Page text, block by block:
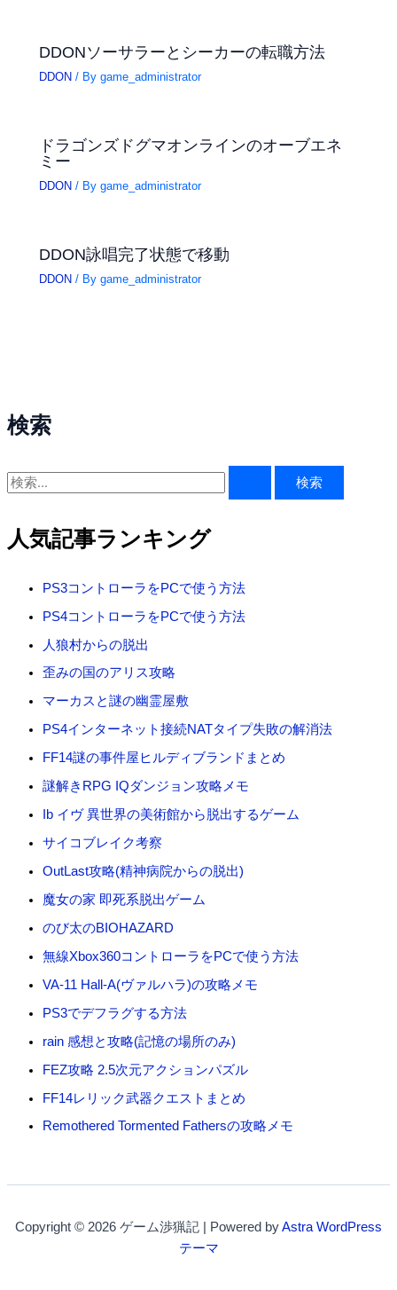
検索
検
対
象
人気記事ランキング
PS3コントローラをPCで使う方法
PS4コントローラをPCで使う方法
人狼村からの脱出
歪みの国のアリス攻略
マーカスと謎の幽霊屋敷
PS4インターネット接続NATタイプ失敗の解消法
FF14謎の事件屋ヒルディブランドまとめ
謎解きRPG IQダンジョン攻略メモ
Ib イヴ 異世界の美術館から脱出するゲーム
サイコブレイク考察
OutLast攻略(精神病院からの脱出)
魔女の家 即死系脱出ゲーム
のび太のBIOHAZARD
無線Xbox360コントローラをPCで使う方法
VA-11 Hall-A(ヴァルハラ)の攻略メモ
PS3でデフラグする方法
rain 感想と攻略(記憶の場所のみ)
FEZ攻略 2.5次元アクションパズル
FF14レリック武器クエストまとめ
Remothered Tormented Fathersの攻略メモ
DDONソーサラーとシーカーの転職方法
DDON / Bygame_administrator
ドラゴンズドグマオンラインのオーブエネ
ミー
DDON / Bygame_administrator
DDON詠唱完了状態で移動
DDON / Bygame_administrator
Copyright © 2026 ゲーム渉猟記 | Powered byAstra WordPress
テーマ